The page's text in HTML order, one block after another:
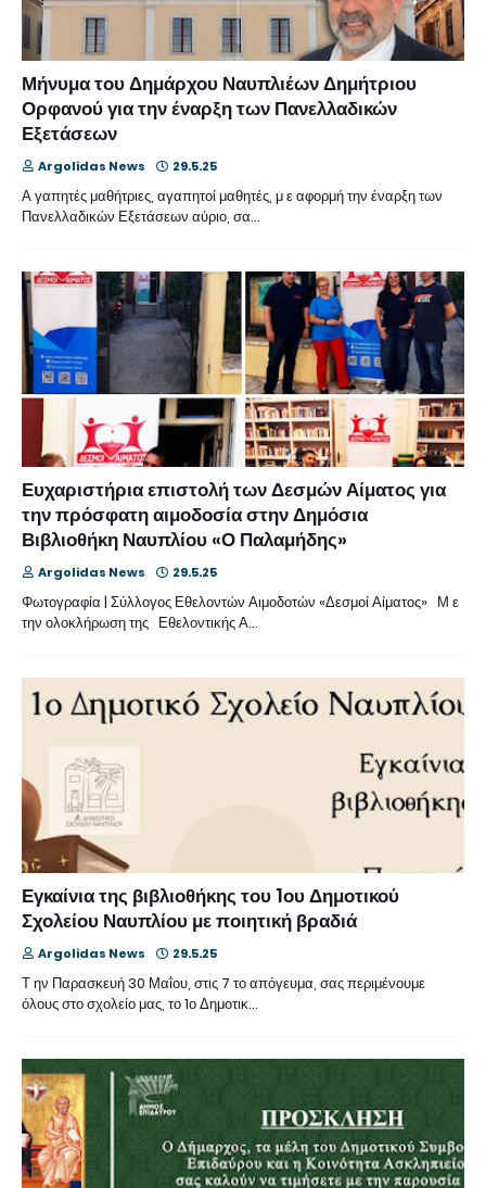
Μήνυμα του Δημάρχου Ναυπλιέων Δημήτριου
Ορφανού για την έναρξη των Πανελλαδικών
Εξετάσεων
Argolidas News 29.5.25
Α γαπητές μαθήτριες, αγαπητοί μαθητές, μ ε αφορμή την έναρξη των
Πανελλαδικών Εξετάσεων αύριο, σα…
Ευχαριστήρια επιστολή των Δεσμών Αίματος για
την πρόσφατη αιμοδοσία στην Δημόσια
Βιβλιοθήκη Ναυπλίου «Ο Παλαμήδης»
Argolidas News 29.5.25
Φωτογραφία | Σύλλογος Εθελοντών Αιμοδοτών «Δεσμοί Αίματος» Μ ε
την ολοκλήρωση της Εθελοντικής Α…
Εγκαίνια της βιβλιοθήκης του 1ου Δημοτικού
Σχολείου Ναυπλίου με ποιητική βραδιά
Argolidas News 29.5.25
Τ ην Παρασκευή 30 Μαΐου, στις 7 το απόγευμα, σας περιμένουμε
όλους στο σχολείο μας, το 1ο Δημοτικ…